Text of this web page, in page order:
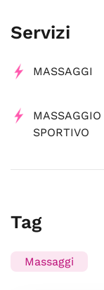
Servizi
MASSAGGI
MASSAGGIO
SPORTIVO
Tag
Massaggi